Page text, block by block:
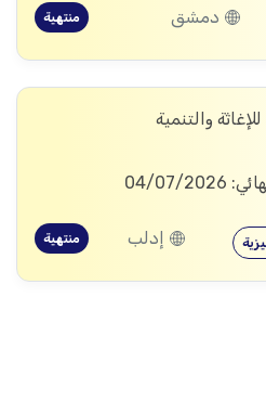
دمشق منتهية
والتنمية
07/2026
إدلب منتهية